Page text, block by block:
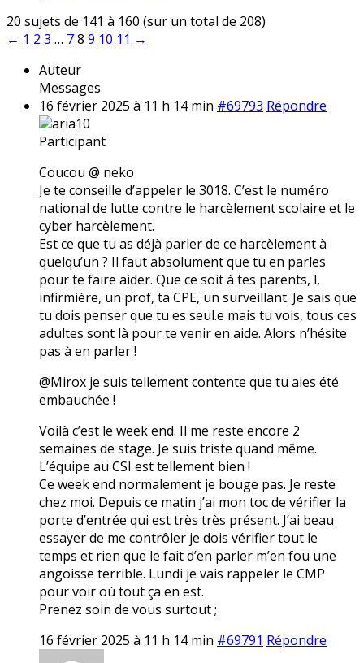
20 sujets de 141 à 160 (sur un total de 208)
← 1 2 3 … 78 9 10 11 →
Auteur
Messages
16 février 2025 à 11 h 14 min #69793 Répondre
aria10
Participant
Coucou @ neko
Je te conseille d’appeler le 3018. C’est le numéro
national de lutte contre le harcèlement scolaire et le
cyber harcèlement.
Est ce que tu as déjà parler de ce harcèlement à
quelqu’un ? Il faut absolument que tu en parles
pour te faire aider. Que ce soit à tes parents, l,
infirmière, un prof, ta CPE, un surveillant. Je sais que
tu dois penser que tu es seul.e mais tu vois, tous ces
adultes sont là pour te venir en aide. Alors n’hésite
pas à en parler !
@Mirox je suis tellement contente que tu aies été
embauchée !
Voilà c’est le week end. Il me reste encore 2
semaines de stage. Je suis triste quand même.
L’équipe au CSI est tellement bien !
Ce week end normalement je bouge pas. Je reste
chez moi. Depuis ce matin j’ai mon toc de vérifier la
porte d’entrée qui est très très présent. J’ai beau
essayer de me contrôler je dois vérifier tout le
temps et rien que le fait d’en parler m’en fou une
angoisse terrible. Lundi je vais rappeler le CMP
pour voir où tout ça en est.
Prenez soin de vous surtout ;
16 février 2025 à 11 h 14 min #69791 Répondre